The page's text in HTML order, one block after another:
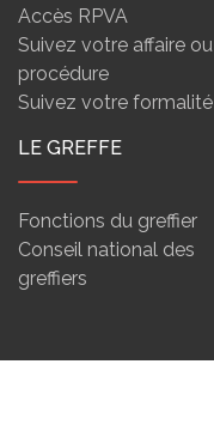
Accès RPVA
Suivez votre affaire ou
procédure
Suivez votre formalité
LE GREFFE
Fonctions du greffier
Conseil national des
greffiers